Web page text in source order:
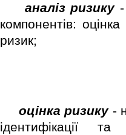
аналiз ризику-
компонентiв:
ризик;
оцiнка ризику-
iдентифiкацiї та